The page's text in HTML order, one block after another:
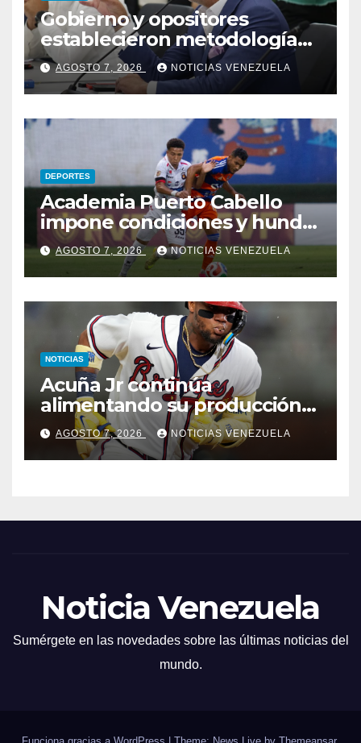
Gobierno y opositores
establecieron metodología
para el proceso de diálogo en
Venezuela
AGOSTO 7, 2026 NOTICIAS VENEZUELA
DEPORTES
Academia Puerto Cabello
impone condiciones y hunde
al Caracas FC
AGOSTO 7, 2026 NOTICIAS VENEZUELA
NOTICIAS
Acuña Jr continúa
alimentando su producción
jonronera
AGOSTO 7, 2026 NOTICIAS VENEZUELA
Noticia Venezuela
Sumérgete en las novedades sobre las últimas noticias del
mundo.